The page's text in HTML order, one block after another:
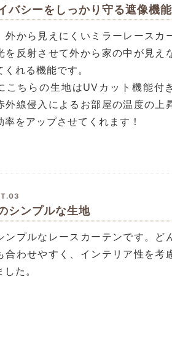
バシーをしっかり守る遮像機能
外から見えにくいミラーレースカ
を反射させて外から家の中が見え
くれる機能です。
こちらの生地はUVカット機能付
外線侵入によるお部屋の温度の上
率をアップさせてくれます！
シンプルな生地
ンプルなレースカーテンです。ど
合わせやすく、インテリア性を考
た。